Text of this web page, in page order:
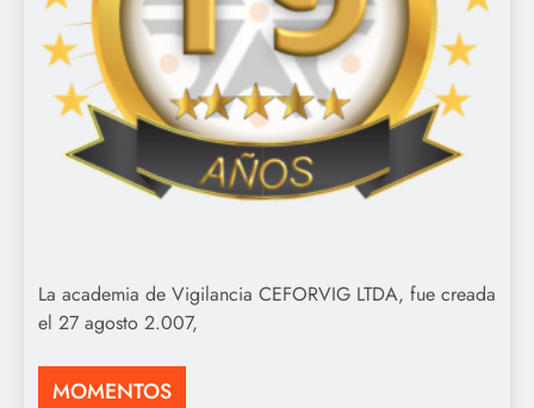
La academia de Vigilancia CEFORVIG LTDA, fue creada
el 27 agosto 2.007,
MOMENTOS